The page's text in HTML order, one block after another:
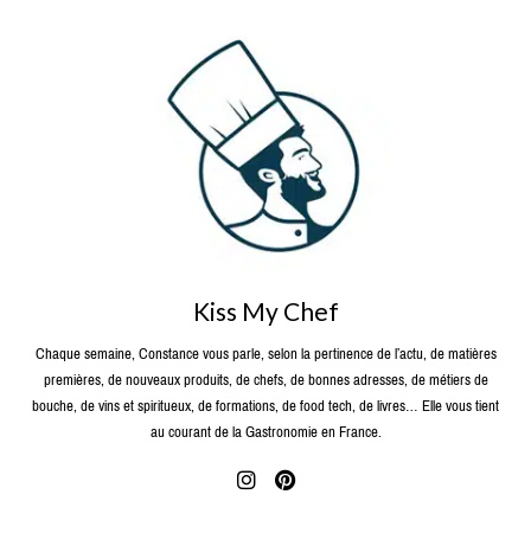
Kiss My Chef
Chaque semaine, Constance vous parle, selon la pertinence de l’actu, de matières
premières, de nouveaux produits, de chefs, de bonnes adresses, de métiers de
bouche, de vins et spiritueux, de formations, de food tech, de livres… Elle vous tient
au courant de la Gastronomie en France.